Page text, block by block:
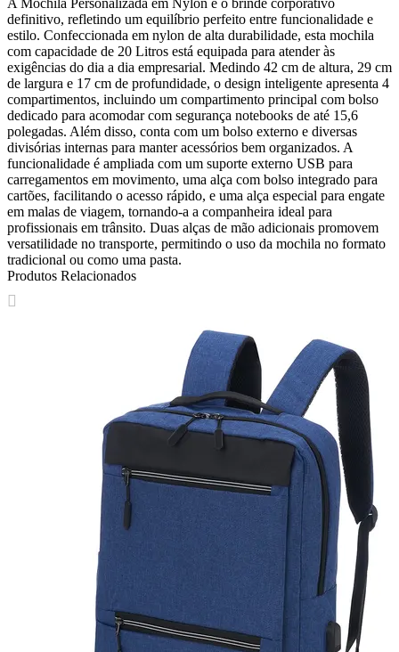
definitivo, refletindo um equilíbrio perfeito entre funcionalidade e
estilo. Confeccionada em nylon de alta durabilidade, esta mochila
com capacidade de 20 Litros está equipada para atender às
exigências do dia a dia empresarial. Medindo 42 cm de altura, 29 cm
de largura e 17 cm de profundidade, o design inteligente apresenta 4
compartimentos, incluindo um compartimento principal com bolso
dedicado para acomodar com segurança notebooks de até 15,6
polegadas. Além disso, conta com um bolso externo e diversas
divisórias internas para manter acessórios bem organizados. A
funcionalidade é ampliada com um suporte externo USB para
carregamentos em movimento, uma alça com bolso integrado para
cartões, facilitando o acesso rápido, e uma alça especial para engate
em malas de viagem, tornando-a a companheira ideal para
profissionais em trânsito. Duas alças de mão adicionais promovem
versatilidade no transporte, permitindo o uso da mochila no formato
tradicional ou como uma pasta.
Produtos Relacionados